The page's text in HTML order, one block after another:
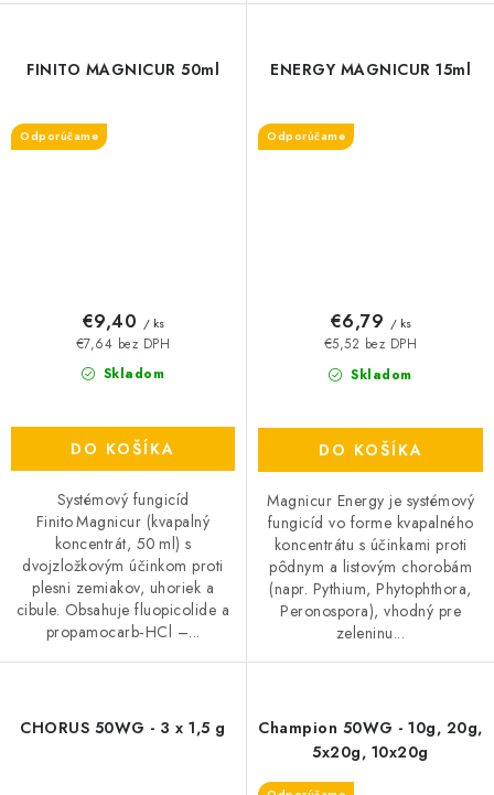
FINITO MAGNICUR 50ml
Odporúčame
Skladom
€7,64 bez DPH
€9,40 / ks
DO KOŠÍKA
Systémový fungicíd
Finito Magnicur (kvapalný
koncentrát, 50 ml) s
dvojzložkovým účinkom proti
plesni zemiakov, uhoriek a
cibule. Obsahuje fluopicolide a
propamocarb‑HCl –...
ENERGY MAGNICUR 15ml
Odporúčame
Skladom
€5,52 bez DPH
€6,79 / ks
DO KOŠÍKA
Magnicur Energy je systémový
fungicíd vo forme kvapalného
koncentrátu s účinkami proti
pôdnym a listovým chorobám
(napr. Pythium, Phytophthora,
Peronospora), vhodný pre
zeleninu...
CHORUS 50WG - 3 x 1,5 g
Champion 50WG - 10g, 20g,
5x20g, 10x20g